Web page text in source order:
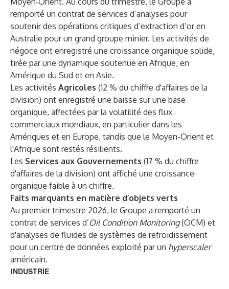
remporté un contrat de services d’analyses pour
soutenir des opérations critiques d’extraction d’or en
Australie pour un grand groupe minier. Les activités de
négoce ont enregistré une croissance organique solide,
tirée par une dynamique soutenue en Afrique, en
Amérique du Sud et en Asie.
Les activités Agricoles (12 % du chiffre d'affaires de la
division) ont enregistré une baisse sur une base
organique, affectées par la volatilité des flux
commerciaux mondiaux, en particulier dans les
Amériques et en Europe, tandis que le Moyen-Orient et
l'Afrique sont restés résilients.
Les Services aux Gouvernements (17 % du chiffre
d'affaires de la division) ont affiché une croissance
organique faible à un chiffre.
Faits marquants en matière d’objets verts
Au premier trimestre 2026, le Groupe a remporté un
contrat de services d’Oil Condition Monitoring(OCM) et
d'analyses de fluides de systèmes de refroidissement
pour un centre de données exploité par un hyperscaler
américain.
INDUSTRIE